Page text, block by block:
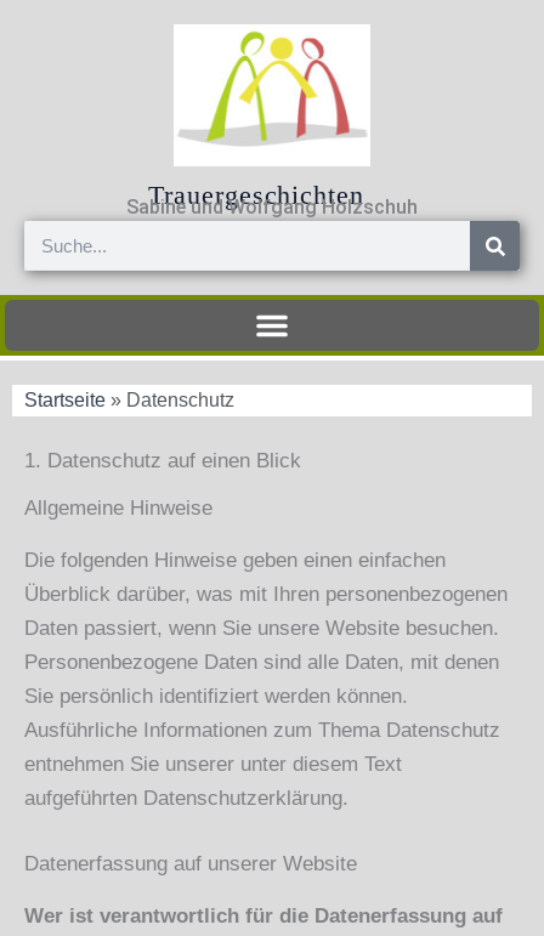
Trauergeschichten
Sabine und Wolfgang Holzschuh
Startseite » Datenschutz
1. Datenschutz auf einen Blick
Allgemeine Hinweise
Die folgenden Hinweise geben einen einfachen
Überblick darüber, was mit Ihren personenbezogenen
Daten passiert, wenn Sie unsere Website besuchen.
Personenbezogene Daten sind alle Daten, mit denen
Sie persönlich identifiziert werden können.
Ausführliche Informationen zum Thema Datenschutz
entnehmen Sie unserer unter diesem Text
aufgeführten Datenschutzerklärung.
Datenerfassung auf unserer Website
Wer ist verantwortlich für die Datenerfassung auf